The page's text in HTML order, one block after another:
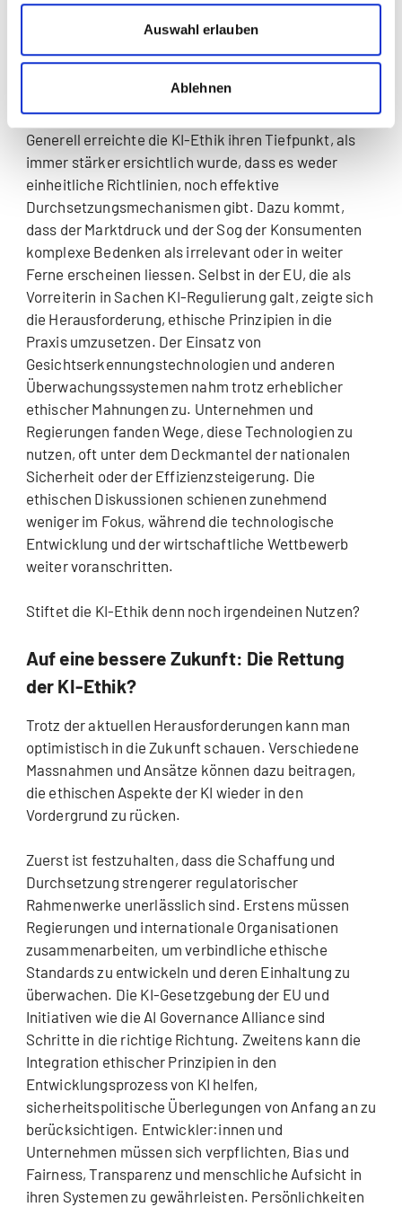
Auswahl erlauben
Ablehnen
einen kleinen Stein pro Tag essen». Die Liste liesse
sich noch lange verlängern. In der Angst, das Feld
gegenüber der Konkurrenz zu verlieren, verlagerte
Generell erreichte die KI-Ethik ihren Tiefpunkt, als
immer stärker ersichtlich wurde, dass es weder
einheitliche Richtlinien, noch effektive
Durchsetzungsmechanismen gibt. Dazu kommt,
dass der Marktdruck und der Sog der Konsumenten
komplexe Bedenken als irrelevant oder in weiter
Ferne erscheinen liessen. Selbst in der EU, die als
Vorreiterin in Sachen KI-Regulierung galt, zeigte sich
die Herausforderung, ethische Prinzipien in die
Praxis umzusetzen. Der Einsatz von
Gesichtserkennungstechnologien und anderen
Überwachungssystemen nahm trotz erheblicher
ethischer Mahnungen zu. Unternehmen und
Regierungen fanden Wege, diese Technologien zu
nutzen, oft unter dem Deckmantel der nationalen
Sicherheit oder der Effizienzsteigerung. Die
ethischen Diskussionen schienen zunehmend
weniger im Fokus, während die technologische
Entwicklung und der wirtschaftliche Wettbewerb
weiter voranschritten.
Stiftet die KI-Ethik denn noch irgendeinen Nutzen?
Auf eine bessere Zukunft: Die Rettung
der KI-Ethik?
Trotz der aktuellen Herausforderungen kann man
optimistisch in die Zukunft schauen. Verschiedene
Massnahmen und Ansätze können dazu beitragen,
die ethischen Aspekte der KI wieder in den
Vordergrund zu rücken.
Zuerst ist festzuhalten, dass die Schaffung und
Durchsetzung strengerer regulatorischer
Rahmenwerke unerlässlich sind. Erstens müssen
Regierungen und internationale Organisationen
zusammenarbeiten, um verbindliche ethische
Standards zu entwickeln und deren Einhaltung zu
überwachen. Die KI-Gesetzgebung der EU und
Initiativen wie die AI Governance Alliance sind
Schritte in die richtige Richtung. Zweitens kann die
Integration ethischer Prinzipien in den
Entwicklungsprozess von KI helfen,
sicherheitspolitische Überlegungen von Anfang an zu
berücksichtigen. Entwickler:innen und
Unternehmen müssen sich verpflichten, Bias und
Fairness, Transparenz und menschliche Aufsicht in
ihren Systemen zu gewährleisten. Persönlichkeiten